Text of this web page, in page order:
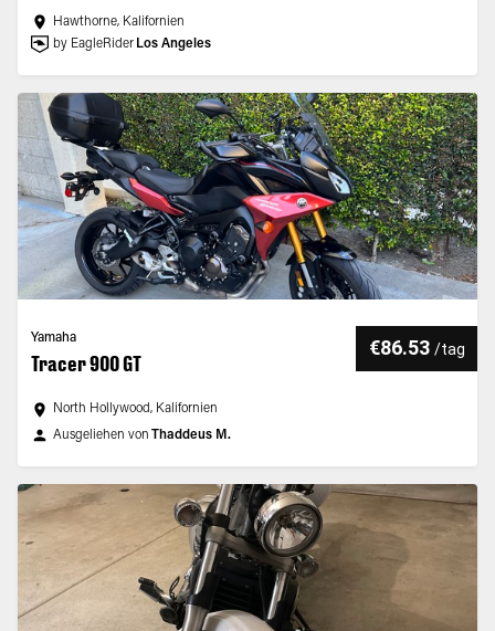
Hawthorne, Kalifornien
by EagleRider Los Angeles
Yamaha
Tracer 900 GT
€86.53 /tag
North Hollywood, Kalifornien
Ausgeliehen von Thaddeus M.